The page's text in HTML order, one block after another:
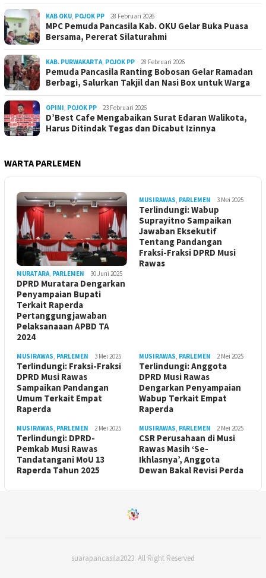
KAB OKU, POJOK PP 28 Februari 2026
MPC Pemuda Pancasila Kab. OKU Gelar Buka Puasa
Bersama, Pererat Silaturahmi
KAB. PURWAKARTA, POJOK PP 28 Februari 2026
Pemuda Pancasila Ranting Bobosan Gelar Ramadan
Berbagi, Salurkan Takjil dan Nasi Box untuk Warga
OPINI, POJOK PP 23 Februari 2026
D’Best Cafe Mengabaikan Surat Edaran Walikota,
Harus Ditindak Tegas dan Dicabut Izinnya
WARTA PARLEMEN
MURATARA, PARLEMEN 30 Juni 2025
DPRD Muratara Dengarkan
Penyampaian Bupati
Terkait Raperda
Pertanggungjawaban
Pelaksanaaan APBD TA
2024
MUSIRAWAS, PARLEMEN 3 Mei 2025
Terlindungi: Wabup
Suprayitno Sampaikan
Jawaban Eksekutif
Tentang Pandangan
Fraksi-Fraksi DPRD Musi
Rawas
MUSIRAWAS, PARLEMEN 3 Mei 2025
Terlindungi: Fraksi-Fraksi
DPRD Musi Rawas
Sampaikan Pandangan
Umum Terkait Empat
Raperda
MUSIRAWAS, PARLEMEN 2 Mei 2025
Terlindungi: Anggota
DPRD Musi Rawas
Dengarkan Penyampaian
Wabup Terkait Empat
Raperda
MUSIRAWAS, PARLEMEN 2 Mei 2025
Terlindungi: DPRD-
Pemkab Musi Rawas
Tandatangani MoU 13
Raperda Tahun 2025
MUSIRAWAS, PARLEMEN 2 Mei 2025
CSR Perusahaan di Musi
Rawas Masih ‘Se-
Ikhlasnya’, Anggota
Dewan Bakal Revisi Perda ‎
suarapancasila2023. All Right Reserved